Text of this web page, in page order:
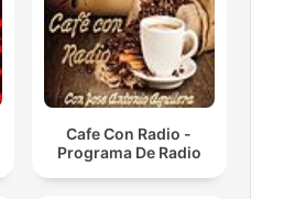
Cafe Con Radio -
Programa De Radio